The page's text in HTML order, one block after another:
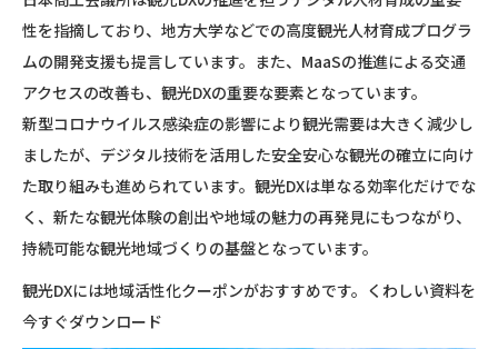
性を指摘しており、地方大学などでの高度観光人材育成プログラ
ムの開発支援も提言しています。また、MaaSの推進による交通
アクセスの改善も、観光DXの重要な要素となっています。
新型コロナウイルス感染症の影響により観光需要は大きく減少し
ましたが、デジタル技術を活用した安全安心な観光の確立に向け
た取り組みも進められています。観光DXは単なる効率化だけでな
く、新たな観光体験の創出や地域の魅力の再発見にもつながり、
持続可能な観光地域づくりの基盤となっています。
観光DXには地域活性化クーポンがおすすめです。くわしい資料を
今すぐダウンロード